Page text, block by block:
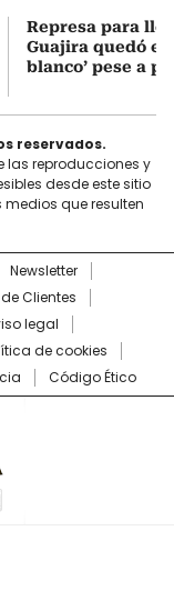
Represa para
Guajira quedó en
blanco’ pese a
reservados.
las reproducciones y
desde este sitio
que resulten
Newsletter
Clientes
legal
de cookies
Código Ético